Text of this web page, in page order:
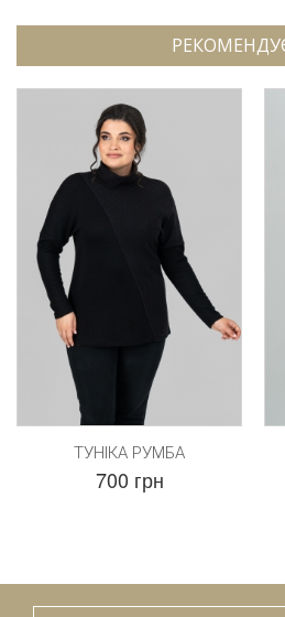
ТУНІКА РУМБА
700 грн